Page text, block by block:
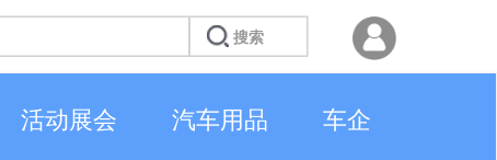
活动展会 汽车用品 车企